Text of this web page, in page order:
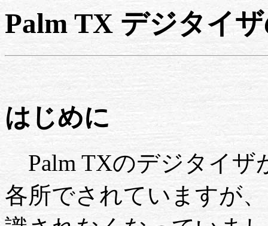
Palm TX デジタイ
はじめに
Palm TXのデジタイザ
各所でされていますが